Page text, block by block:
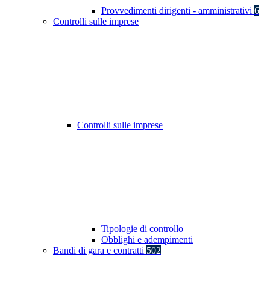
Provvedimenti dirigenti - amministrativi 6
Controlli sulle imprese
Controlli sulle imprese
Tipologie di controllo
Obblighi e adempimenti
Bandi di gara e contratti 502